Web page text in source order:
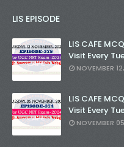
LIS EPISODE
LIS CAFE
Visit Every
NOVEMBER
LIS CAFE
Visit Every
NOVEMBER